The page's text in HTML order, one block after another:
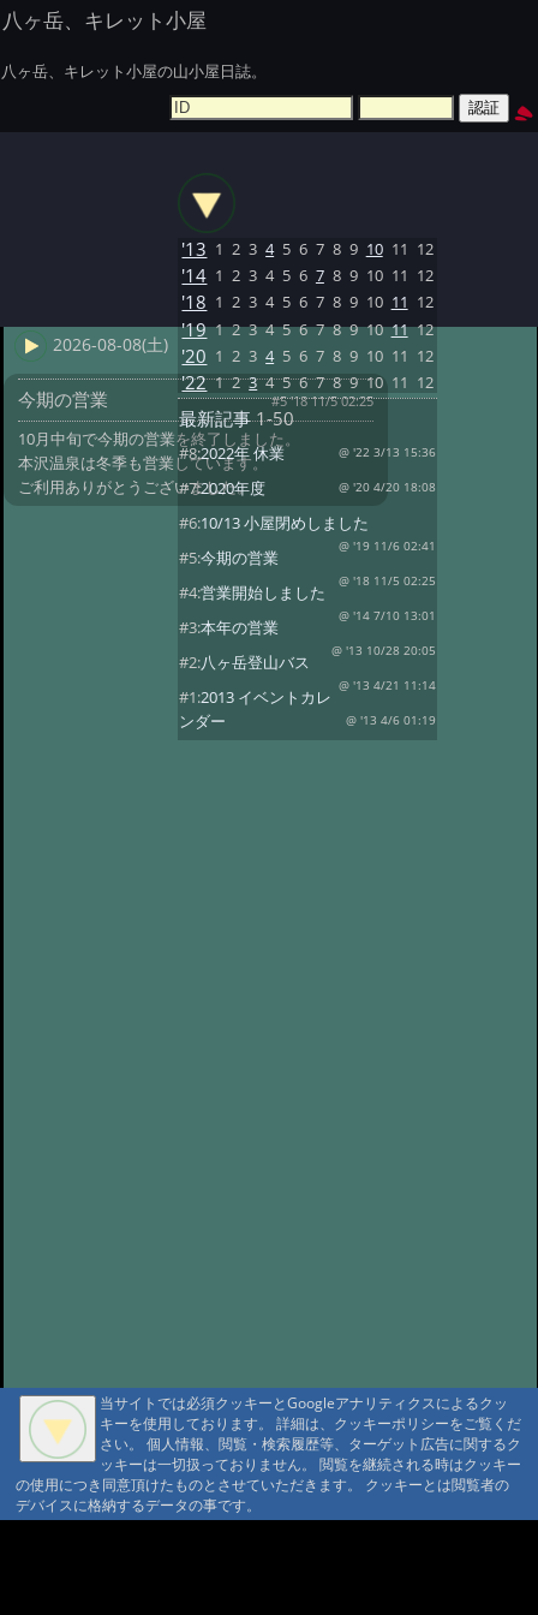
八ヶ岳、キレット小屋
八ヶ岳、キレット小屋の山小屋日誌。
2026-08-08(土)
今期の営業 #5 '18 11/5 02:25
10月中旬で今期の営業を終了しました。
本沢温泉は冬季も営業しています。
ご利用ありがとうございました。
'13 1 2 3 4 5 6 7 8 9 10 11 12
'14 1 2 3 4 5 6 7 8 9 10 11 12
'18 1 2 3 4 5 6 7 8 9 10 11 12
'19 1 2 3 4 5 6 7 8 9 10 11 12
'20 1 2 3 4 5 6 7 8 9 10 11 12
'22 1 2 3 4 5 6 7 8 9 10 11 12
最新記事1-50
#8:2022年 休業 @ '22 3/13 15:36
#7:2020年度 @ '20 4/20 18:08
#6:10/13 小屋閉めしました
@ '19 11/6 02:41
#5:今期の営業
@ '18 11/5 02:25
#4:営業開始しました
@ '14 7/10 13:01
#3:本年の営業
@ '13 10/28 20:05
#2:八ヶ岳登山バス
@ '13 4/21 11:14
#1:2013 イベントカレ
ンダー
@ '13 4/6 01:19
当サイトでは必須クッキーとGoogleアナリティクスによるクッ
キーを使用しております。 詳細は、クッキーポリシーをご覧くだ
さい。 個人情報、閲覧・検索履歴等、ターゲット広告に関するク
ッキーは一切扱っておりません。 閲覧を継続される時はクッキー
の使用につき同意頂けたものとさせていただきます。 クッキーとは閲覧者の
デバイスに格納するデータの事です。